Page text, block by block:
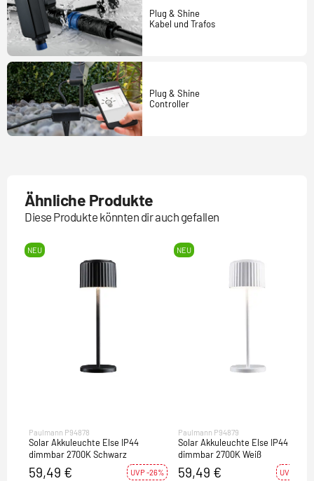
Plug & Shine
Kabel und Trafos
Plug & Shine
Controller
Ähnliche Produkte
Diese Produkte könnten dir auch gefallen
NEU
Paulmann P94878
Solar Akkuleuchte Else IP44
dimmbar 2700K Schwarz
59,49 € UVP -26%
NEU
Paulmann P94879
Solar Akkuleuchte Else IP44
dimmbar 2700K Weiß
59,49 € UVP -26%